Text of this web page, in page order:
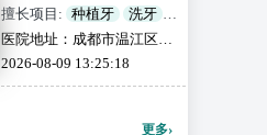
擅长项目: 种植牙
洗牙
牙齿矫正
烤瓷牙
牙套
活动义齿
牙齿美白
颌面外科
儿童齿科
医院地址：成都市温江区南
江路666号和信孔雀城13栋4
2026-08-09 13:25:18
更多›